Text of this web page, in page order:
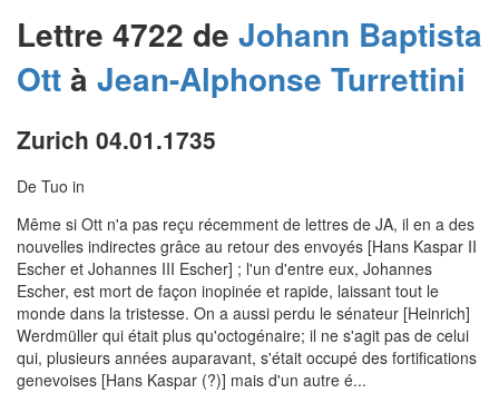
Lettre 4722 de Johann Baptista
Ottà Jean-Alphonse Turrettini
Zurich 04.01.1735
De Tuo in
Même si Ott n'a pas reçu récemment de lettres de JA, il en a des
nouvelles indirectes grâce au retour des envoyés [Hans Kaspar II
Escher et Johannes III Escher] ; l'un d'entre eux, Johannes
Escher, est mort de façon inopinée et rapide, laissant tout le
monde dans la tristesse. On a aussi perdu le sénateur [Heinrich]
Werdmüller qui était plus qu'octogénaire; il ne s'agit pas de celui
qui, plusieurs années auparavant, s'était occupé des fortifications
genevoises [Hans Kaspar (?)] mais d'un autre é...